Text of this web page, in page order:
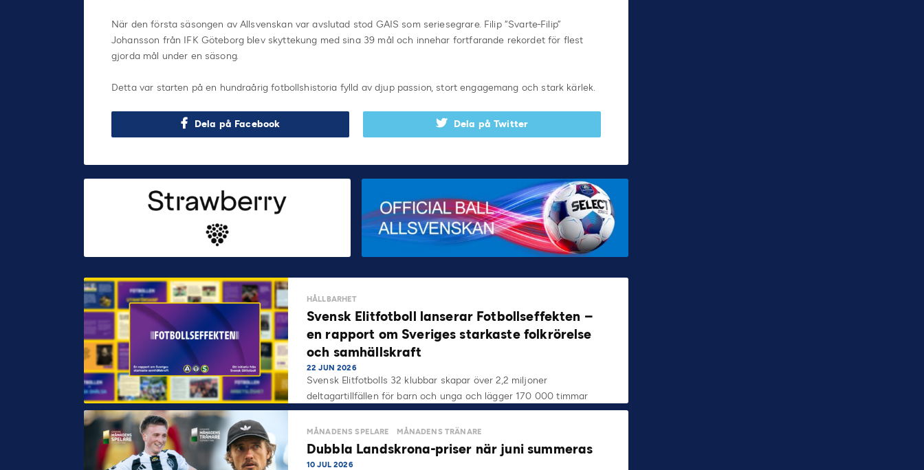
När den första säsongen av Allsvenskan var avslutad stod GAIS som seriesegrare. Filip “Svarte-Filip”
Johansson från IFK Göteborg blev skyttekung med sina 39 mål och innehar fortfarande rekordet för flest
gjorda mål under en säsong.
Detta var starten på en hundraårig fotbollshistoria fylld av djup passion, stort engagemang och stark kärlek.
Dela på Facebook Dela på Twitter
HÅLLBARHET
Svensk Elitfotboll lanserar Fotbollseffekten –
en rapport om Sveriges starkaste folkrörelse
och samhällskraft
22 JUN 2026
Svensk Elitfotbolls 32 klubbar skapar över 2,2 miljoner
deltagartillfällen för barn och unga och lägger 170 000 timmar
på…
MÅNADENS SPELARE MÅNADENS TRÄNARE
Dubbla Landskrona-priser när juni summeras
10 JUL 2026